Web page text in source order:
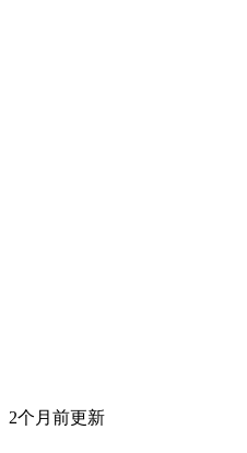
2个月前更新